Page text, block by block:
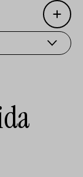
Open